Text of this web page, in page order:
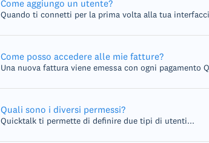
Come aggiungo un utente?
Quando ti connetti per la prima volta alla tua
Come posso accedere alle mie fatture?
Una nuova fattura viene emessa con ogni pagamento
Quali sono i diversi permessi?
Quicktalk ti permette di definire due tipi di utenti...